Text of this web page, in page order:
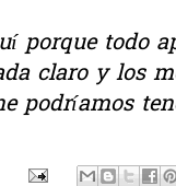
porque todo
claro y los
podríamos